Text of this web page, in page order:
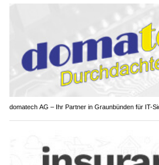
domatech AG – Ihr Partner in Graunbünden für IT-